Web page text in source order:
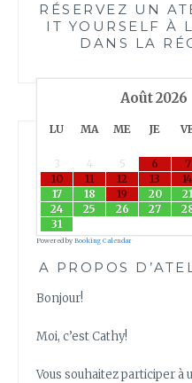
RÉSERVEZ UN
IT YOURSELF À
DANS LA
Août2026
LU MA ME JE
3
4 5 6 7
10
11 12 13 14
17
18 19 20 21
24
25 26 27
31
Powered by Booking Calendar
A PROPOS
Bonjour!
Moi, c’est Cathy!
Vous souhaitez participer à